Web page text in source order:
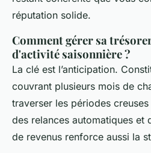
réputation solide.
Comment gérer sa
d'activité saisonnière ?
La clé est l’anticipation.
couvrant plusieurs mois de
traverser les périodes
des relances automatiques et
de revenus renforce aussi la